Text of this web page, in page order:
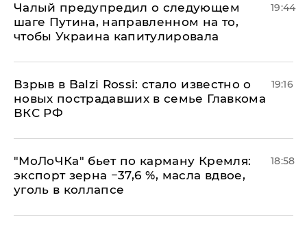
Чалый предупредил о следующем
шаге Путина, направленном на то,
чтобы Украина капитулировала
19:44
Взрыв в Balzi Rossi: стало известно о
новых пострадавших в семье Главкома
ВКС РФ
19:16
​"МоЛоЧКа" бьет по карману Кремля:
экспорт зерна −37,6 %, масла вдвое,
уголь в коллапсе
18:58